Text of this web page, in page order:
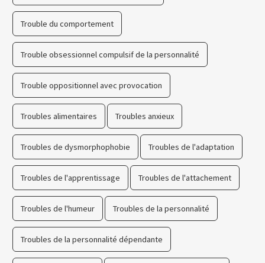
Trouble du comportement
Trouble obsessionnel compulsif de la personnalité
Trouble oppositionnel avec provocation
Troubles alimentaires Troubles anxieux
Troubles de dysmorphophobie Troubles de l'adaptation
Troubles de l'apprentissage Troubles de l'attachement
Troubles de l'humeur Troubles de la personnalité
Troubles de la personnalité dépendante